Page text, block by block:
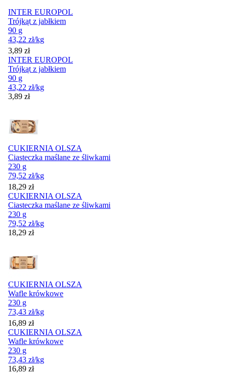
INTER EUROPOL
Trójkąt z jabłkiem
90 g
43,22 zł/kg
Cena
3,89 zł
INTER EUROPOL
Trójkąt z jabłkiem
90 g
43,22 zł/kg
Cena
3,89 zł
CUKIERNIA OLSZA
Ciasteczka maślane ze śliwkami
230 g
79,52 zł/kg
Cena
18,29 zł
CUKIERNIA OLSZA
Ciasteczka maślane ze śliwkami
230 g
79,52 zł/kg
Cena
18,29 zł
CUKIERNIA OLSZA
Wafle krówkowe
230 g
73,43 zł/kg
Cena
16,89 zł
CUKIERNIA OLSZA
Wafle krówkowe
230 g
73,43 zł/kg
Cena
16,89 zł